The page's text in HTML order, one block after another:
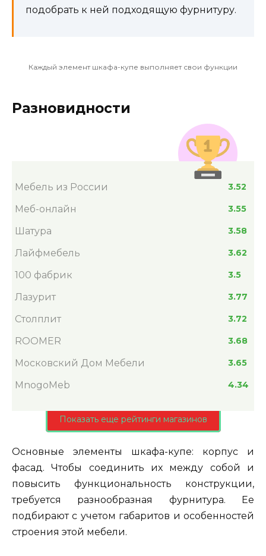
подобрать к ней подходящую фурнитуру.
Каждый элемент шкафа-купе выполняет свои функции
Разновидности
Мебель из России 3.52
Меб-онлайн 3.55
Шатура 3.58
Лайфмебель 3.62
100 фабрик 3.5
Лазурит 3.77
Столплит 3.72
ROOMER 3.68
Московский Дом Мебели 3.65
MnogoMeb 4.34
Показать еще рейтинги магазинов
Основные элементы шкафа-купе: корпус и
фасад. Чтобы соединить их между собой и
повысить функциональность конструкции,
требуется разнообразная фурнитура. Ее
подбирают с учетом габаритов и особенностей
строения этой мебели.